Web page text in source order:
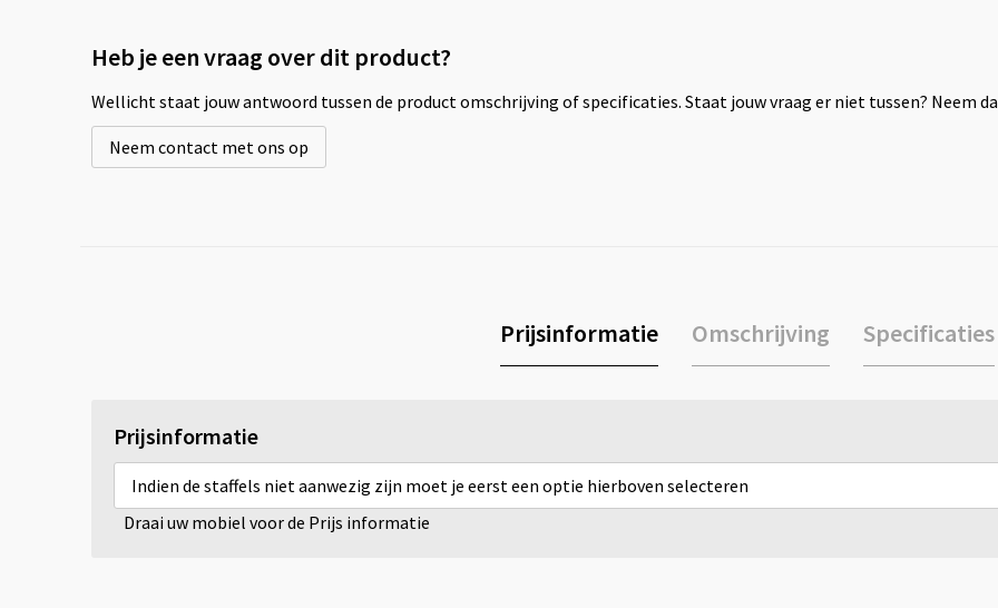
Heb je een vraag over dit product?
Wellicht staat jouw antwoord tussen de product omschrijving of specificaties. Staat jouw vraag er niet tussen? Neem
Neem contact met ons op
Prijsinformatie Omschrijving Specificaties
Prijsinformatie
Indien de staffels niet aanwezig zijn moet je eerst een optie hierboven selecteren
Draai uw mobiel voor de Prijs informatie